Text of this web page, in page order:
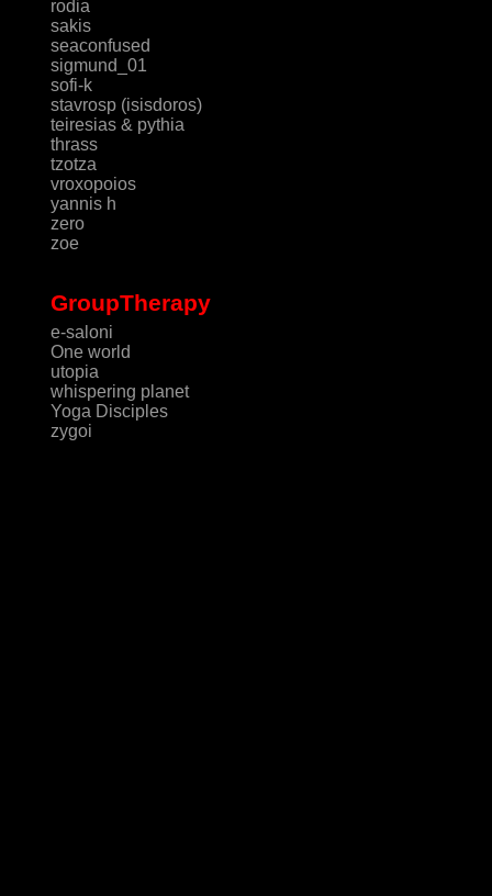
rodia
sakis
seaconfused
sigmund_01
sofi-k
stavrosp (isisdoros)
teiresias & pythia
thrass
tzotza
vroxopoios
yannis h
zero
zoe
GroupTherapy
e-saloni
One world
utopia
whispering planet
Yoga Disciples
zygoi